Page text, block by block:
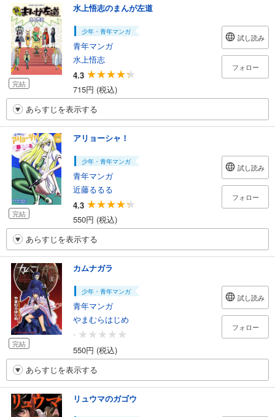
完結
水上悟志のまんが左道
少年・青年マンガ
青年マンガ
水上悟志
4.3
715円 (税込)
試し読み
フォロー
あらすじを表示する
完結
アリョーシャ！
少年・青年マンガ
青年マンガ
近藤るるる
4.3
550円 (税込)
試し読み
フォロー
あらすじを表示する
完結
カムナガラ
少年・青年マンガ
青年マンガ
やまむらはじめ
-
550円 (税込)
試し読み
フォロー
あらすじを表示する
リュウマのガゴウ